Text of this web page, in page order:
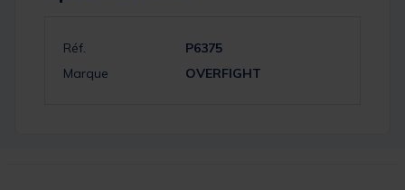
Réf.
P6375
Marque
OVERFIGHT